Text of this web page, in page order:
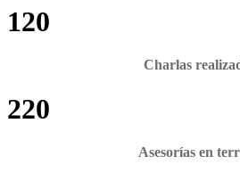
120
Charlas
220
Asesorías en